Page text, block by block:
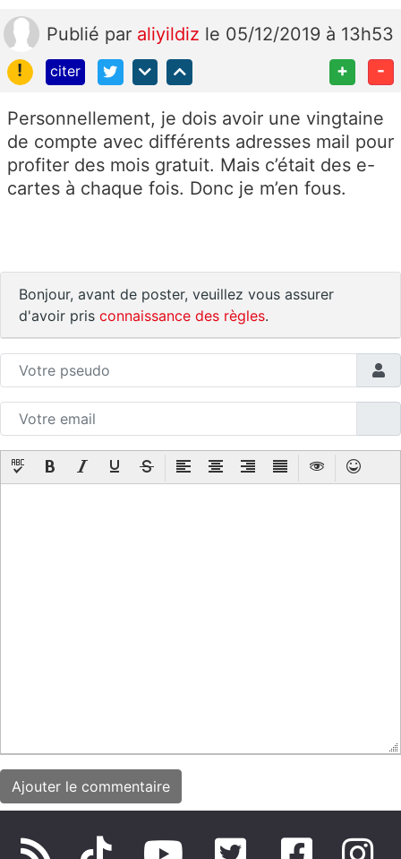
Publié par aliyildiz le 05/12/2019 à 13h53
!
citer + -
Personnellement, je dois avoir une vingtaine
de compte avec différents adresses mail pour
profiter des mois gratuit. Mais c’était des e-
cartes à chaque fois. Donc je m’en fous.
Bonjour, avant de poster, veuillez vous assurer
d'avoir pris connaissance des règles.